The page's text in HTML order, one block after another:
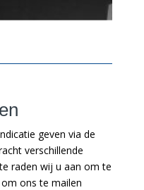
geven via de
verschillende
raden wij u aan om te
ons te mailen